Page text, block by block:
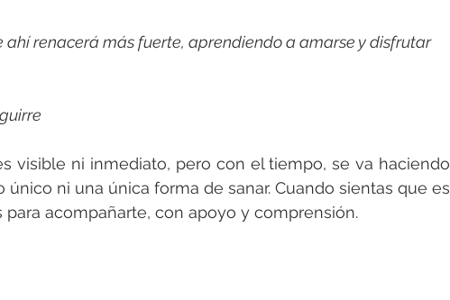
ahí renacerá más fuerte, aprendiendo a amarse y disfrutar
visible ni inmediato, pero con el tiempo, se va haciendo
único ni una única forma de sanar. Cuando sientas que es
acompañarte, con apoyo y comprensión.